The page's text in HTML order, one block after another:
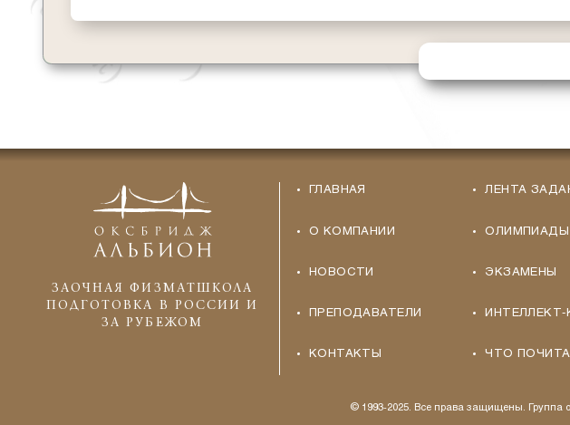
ЗАОЧНАЯ ФИЗМАТШКОЛА
ПОДГОТОВКА В РОССИИ И
ЗА РУБЕЖОМ
ГЛАВНАЯ
О КОМПАНИИ
НОВОСТИ
ПРЕПОДАВАТЕЛИ
КОНТАКТЫ
ЛЕНТА
ОЛИМПИАДЫ
ЭКЗАМЕНЫ
ИНТЕЛЛЕКТ-
ЧТО
© 1993-2025. Все права защищены. Группа